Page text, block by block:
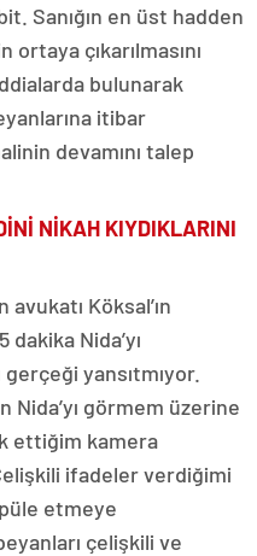
Sanığın en üst hadden
ortaya çıkarılmasını
bulunarak
itibar
devamını talep
NİKAH KIYDIKLARINI
Köksal’ın
Nida’yı
yansıtmıyor.
Nida’yı görmem üzerine
ettiğim kamera
ifadeler verdiğimi
etmeye
çelişkili ve